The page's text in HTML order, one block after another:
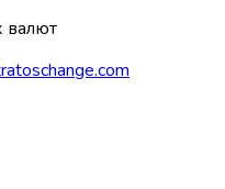
валют